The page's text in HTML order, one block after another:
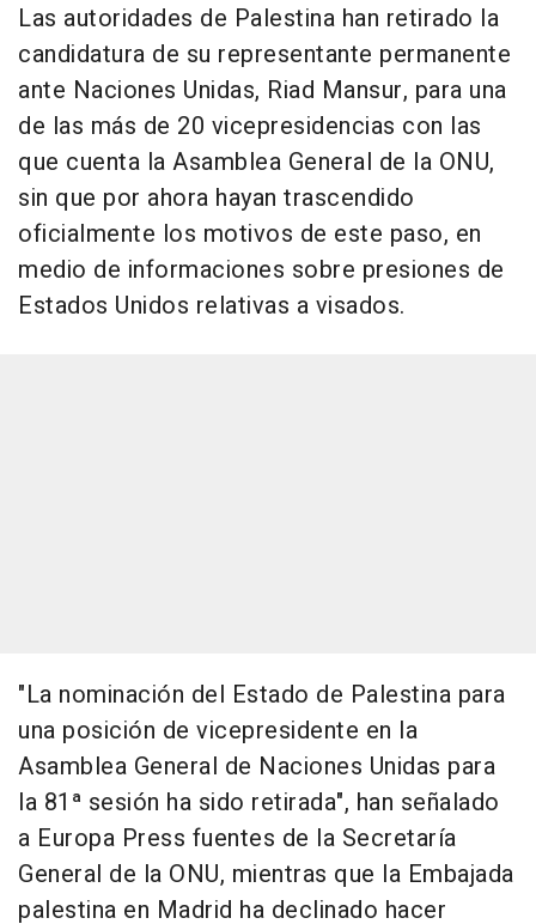
Las autoridades de Palestina han retirado la
candidatura de su representante permanente
ante Naciones Unidas, Riad Mansur, para una
de las más de 20 vicepresidencias con las
que cuenta la Asamblea General de la ONU,
sin que por ahora hayan trascendido
oficialmente los motivos de este paso, en
medio de informaciones sobre presiones de
Estados Unidos relativas a visados.
"La nominación del Estado de Palestina para
una posición de vicepresidente en la
Asamblea General de Naciones Unidas para
la 81ª sesión ha sido retirada", han señalado
a Europa Press fuentes de la Secretaría
General de la ONU, mientras que la Embajada
palestina en Madrid ha declinado hacer